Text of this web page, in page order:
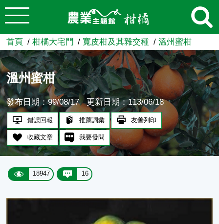
跳到主要內容
農業知識入口網
首頁 柑橘大宅門 寬皮柑及其雜交種 溫州蜜柑
溫州蜜柑
發布日期：99/08/17 更新日期：113/06/18
錯誤回報 推薦詞彙 友善列印
收藏文章 我要發問
18947 16